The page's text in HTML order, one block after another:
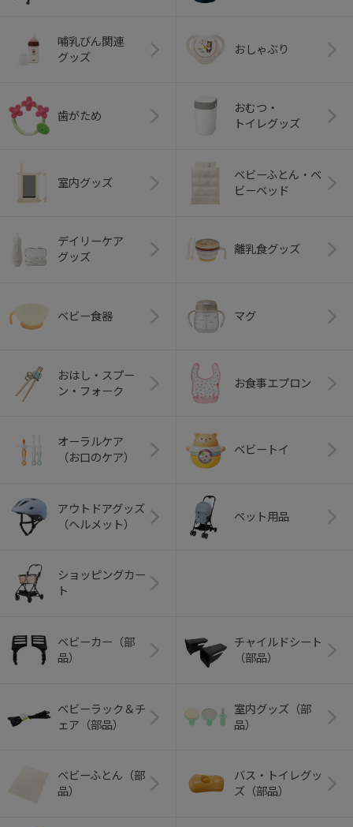
哺乳びん関連
グッズ
おしゃぶり
歯がため
おむつ・
トイレグッズ
室内グッズ
ベビーふとん・ベ
ビーベッド
デイリーケア
グッズ
離乳食グッズ
ベビー食器 マグ
おはし・スプー
ン・フォーク
お食事エプロン
オーラルケア
（お口のケア）
ベビートイ
アウトドアグッズ
（ヘルメット）
ペット用品
ショッピングカー
ト
ベビーカー（部
品）
チャイルドシート
（部品）
ベビーラック＆チ
ェア（部品）
室内グッズ（部
品）
ベビーふとん（部
品）
バス・トイレグッ
ズ（部品）